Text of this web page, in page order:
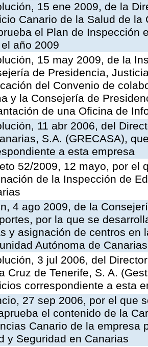
15 ene 2009, de la
Canario de la Salud de
el Plan de Inspección
año 2009
15 may 2009, de la
de Presidencia,
del Convenio de
y la Consejería de
de una Oficina de
11 abr 2006, del
S.A. (GRECASA),
a esta empresa
52/2009, 12 mayo, por el
de la Inspección de
4 ago 2009, de la
por la que se
y asignación de centros en
Autónoma de Canarias
3 jul 2006, del
Cruz de Tenerife, S. A.
correspondiente a esta
27 sep 2006, por el que
el contenido de la
Canario de la empresa
y Seguridad en Canarias